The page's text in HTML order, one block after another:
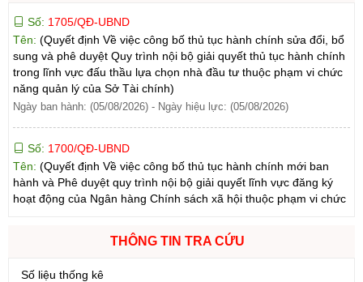
sung và phê duyệt Quy trình nội bộ giải quyết thủ tục hành chính
trong lĩnh vực đấu thầu lựa chọn nhà đầu tư thuộc phạm vi chức
năng quản lý của Sở Tài chính)
Ngày ban hành: (05/08/2026) -Ngày hiệu lực: (05/08/2026)
Số:1700/QĐ-UBND
Tên:(Quyết định Về việc công bố thủ tục hành chính mới ban
hành và Phê duyệt quy trình nội bộ giải quyết lĩnh vực đăng ký
hoạt động của Ngân hàng Chính sách xã hội thuộc phạm vi chức
năng quản lý của Sở Tài chính)
Ngày ban hành: (05/08/2026) -Ngày hiệu lực: (05/08/2026)
1699/QĐ-UBND
Châu (Phiên bản 1.0))
THÔNG TIN TRA CỨU
Số liệu thống kê